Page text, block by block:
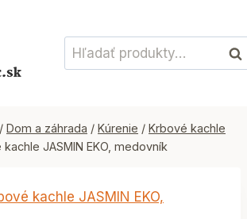
Hľadať:
/ Dom a záhrada / Kúrenie / Krbové kachle
JASMIN EKO, medovník